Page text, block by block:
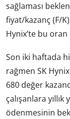
sağlaması
fiyat/kazanç (F/
Hynix’te bu
Son iki haftada
rağmen SK
680 değer
çalışanlara
ödenmesinin